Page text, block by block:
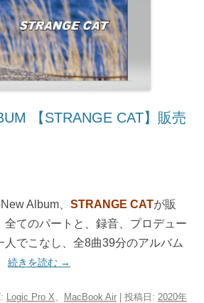
【STRANGE CAT】販売
Album、 STRANGE CATが販
全てのパートと、録音、プロデュー
人でこなし、全8曲39分のアルバム
続きを読む →
Logic Pro X MacBook Air | 投稿日: 2020年